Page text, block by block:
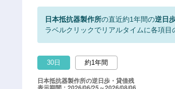
日本抵抗器製作所の直近約1年間の逆日
ラベルクリックでリアルタイムに各項
30日 約1年間